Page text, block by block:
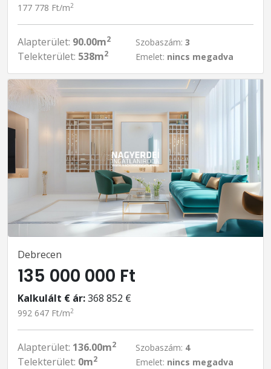
177 778 Ft/m2
Alapterület: 90.00m2
Telekterület: 538m2
Szobaszám: 3
Emelet: nincs megadva
Debrecen
135 000 000 Ft
Kalkulált € ár:368 852 €
992 647 Ft/m2
Alapterület: 136.00m2
Telekterület: 0m2
Szobaszám: 4
Emelet: nincs megadva